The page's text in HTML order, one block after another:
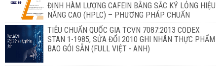
ĐỊNH HÀM LƯỢNG CAFEIN BẰNG SẮC KÝ LỎNG HIỆU
NĂNG CAO (HPLC) – PHƯƠNG PHÁP CHUẨN
TIÊU CHUẨN QUỐC GIA TCVN 7087:2013 CODEX
STAN 1-1985, SỬA ĐỔI 2010 GHI NHÃN THỰC PHẨM
BAO GÓI SẴN (FULL VIỆT - ANH)